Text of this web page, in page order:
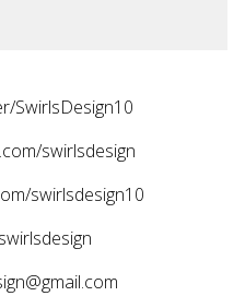
SwirlsDesign10
swirlsdesign
swirlsdesign10